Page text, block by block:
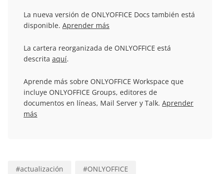
La nueva versión de ONLYOFFICE Docs también está
disponible. Aprender más
La cartera reorganizada de ONLYOFFICE está
descrita aquí.
Aprende más sobre ONLYOFFICE Workspace que
incluye ONLYOFFICE Groups, editores de
documentos en líneas, Mail Server y Talk. Aprender
más
#actualización #ONLYOFFICE